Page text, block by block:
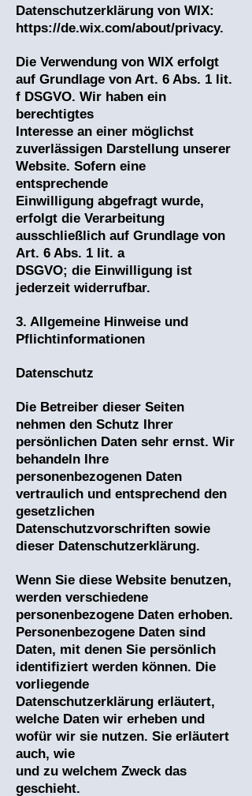
Datenschutzerklärung von WIX:
https://de.wix.com/about/privacy.
Die Verwendung von WIX erfolgt
auf Grundlage von Art. 6 Abs. 1 lit.
f DSGVO. Wir haben ein
berechtigtes
Interesse an einer möglichst
zuverlässigen Darstellung unserer
Website. Sofern eine
entsprechende
Einwilligung abgefragt wurde,
erfolgt die Verarbeitung
ausschließlich auf Grundlage von
Art. 6 Abs. 1 lit. a
DSGVO; die Einwilligung ist
jederzeit widerrufbar.
3. Allgemeine Hinweise und
Pflichtinformationen
Datenschutz
Die Betreiber dieser Seiten
nehmen den Schutz Ihrer
persönlichen Daten sehr ernst. Wir
behandeln Ihre
personenbezogenen Daten
vertraulich und entsprechend den
gesetzlichen
Datenschutzvorschriften sowie
dieser Datenschutzerklärung.
Wenn Sie diese Website benutzen,
werden verschiedene
personenbezogene Daten erhoben.
Personenbezogene Daten sind
Daten, mit denen Sie persönlich
identifiziert werden können. Die
vorliegende
Datenschutzerklärung erläutert,
welche Daten wir erheben und
wofür wir sie nutzen. Sie erläutert
auch, wie
und zu welchem Zweck das
geschieht.